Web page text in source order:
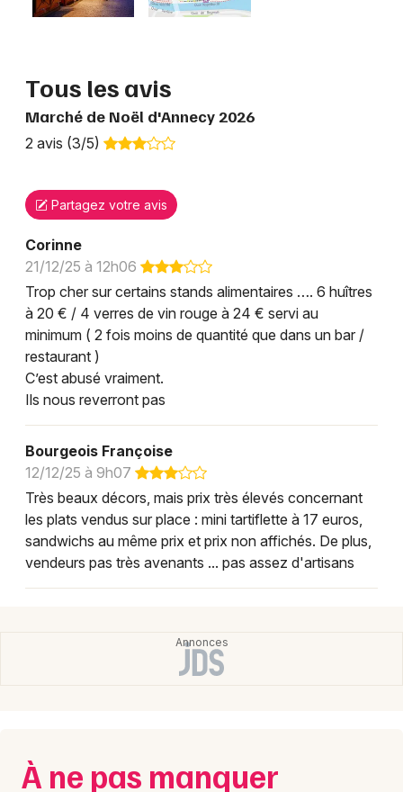
Tous les avis
Marché de Noël d'Annecy 2026
2 avis (3/5)
Partagez votre avis
Corinne
21/12/25 à 12h06
Trop cher sur certains stands alimentaires …. 6 huîtres
à 20 € / 4 verres de vin rouge à 24 € servi au
minimum ( 2 fois moins de quantité que dans un bar /
restaurant )
C’est abusé vraiment.
Ils nous reverront pas
Bourgeois Françoise
12/12/25 à 9h07
Très beaux décors, mais prix très élevés concernant
les plats vendus sur place : mini tartiflette à 17 euros,
sandwichs au même prix et prix non affichés. De plus,
vendeurs pas très avenants ... pas assez d'artisans
À ne pas manquer